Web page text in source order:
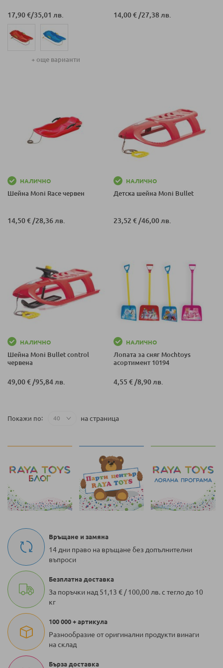
17,90 €/35,01 лв.
+ още варианти
14,00 €/27,38 лв.
НАЛИЧНО
Шейна Moni Race червен
14,50 € /28,36 лв.
НАЛИЧНО
Детска шейна Moni Bullet
23,52 € /46,00 лв.
НАЛИЧНО
Шейна Moni Bullet control
червена
49,00 € /95,84 лв.
НАЛИЧНО
Лопата за сняг Mochtoys
асортимент 10194
4,55 € /8,90 лв.
Покажи по на страница
Връщане и замяна
14 дни право на връщане без допълнителни
въпроси
Безплатна доставка
За поръчки над 51,13 € / 100,00 лв. с тегло до 10
кг
100 000 + артикула
Разнообразие от оригинални продукти винаги
на склад
Бърза доставка